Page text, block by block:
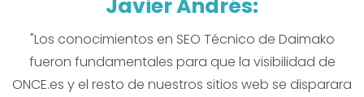
Javier Andrés:
"Los conocimientos en SEO Técnico de Daimako
fueron fundamentales para que la visibilidad de
ONCE.es y el resto de nuestros sitios web se disparara